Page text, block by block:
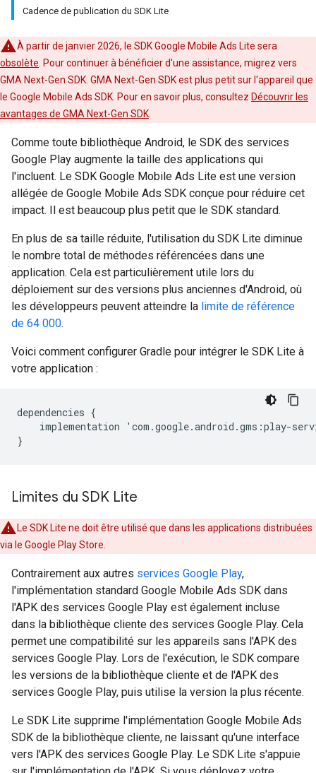
Cadence de publication du SDK Lite
À partir de janvier 2026, le SDK Google Mobile Ads Lite sera
obsolète . Pour continuer à bénéficier d'une assistance, migrez vers
GMA Next-Gen SDK GMA Next-Gen SDKest plus petit sur l'appareil que
le Google Mobile Ads SDK . Pour en savoir plus, consultez Découvrir les
avantages de GMA Next-Gen SDK
Comme toute bibliothèque Android, le SDK des services
Google Play augmente la taille des applications qui
l'incluent. Le SDK Google Mobile Ads Lite est une version
allégée de Google Mobile Ads SDK conçue pour réduire cet
impact. Il est beaucoup plus petit que le SDK standard.
En plus de sa taille réduite, l'utilisation du SDK Lite diminue
le nombre total de méthodes référencées dans une
application. Cela est particulièrement utile lors du
déploiement sur des versions plus anciennes d'Android, où
les développeurs peuvent atteindre la limite de référence
de 64 000.
Voici comment configurer Gradle pour intégrer le SDK Lite à
votre application :
dependencies {
implementation
' com .google.android .gms :play-
}
Limites du SDK Lite
Le SDK Lite ne doit être utilisé que dans les applications distribuées
via le Google Play Store.
Contrairement aux autres services Google Play,
l'implémentation standard Google Mobile Ads SDK dans
l'APK des services Google Play est également incluse
dans la bibliothèque cliente des services Google Play. Cela
permet une compatibilité sur les appareils sans l'APK des
services Google Play. Lors de l'exécution, le SDK compare
les versions de la bibliothèque cliente et de l'APK des
services Google Play, puis utilise la version la plus récente.
Le SDK Lite supprime l'implémentation Google Mobile Ads
SDK de la bibliothèque cliente, ne laissant qu'une interface
vers l'APK des services Google Play. Le SDK Lite s'appuie